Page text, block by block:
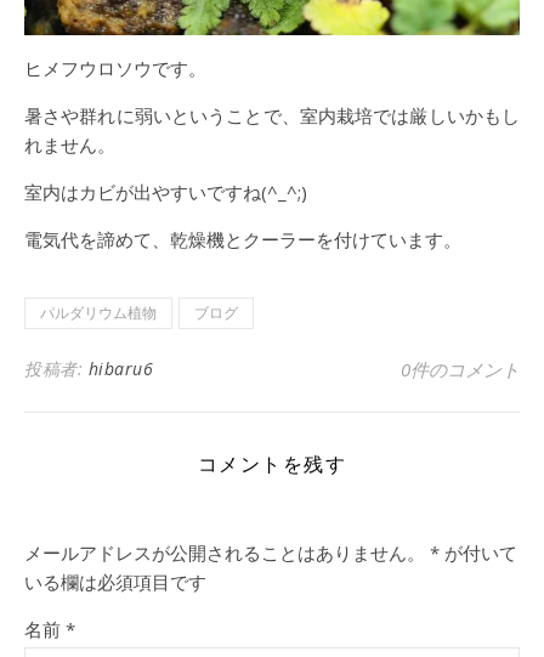
ヒメフウロソウです。
暑さや群れに弱いということで、室内栽培では厳しいかもし
れません。
室内はカビが出やすいですね(^_^;)
電気代を諦めて、乾燥機とクーラーを付けています。
パルダリウム植物 ブログ
投稿者: hibaru6 0件のコメント
コメントを残す
メールアドレスが公開されることはありません。 * が付いて
いる欄は必須項目です
名前 *